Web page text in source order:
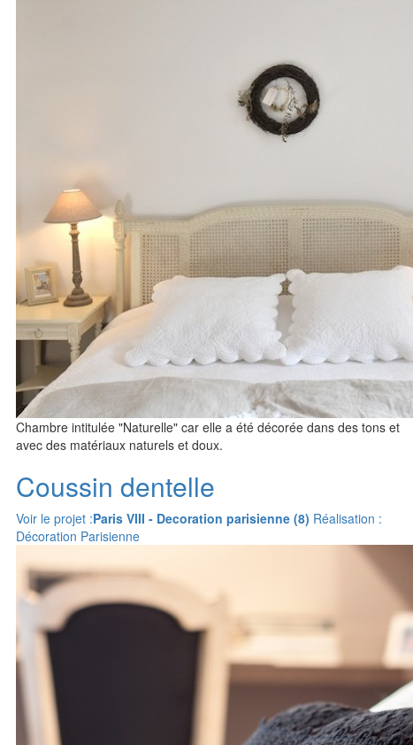
Chambre intitulée "Naturelle" car elle a été décorée dans des tons et
avec des matériaux naturels et doux.
Coussin dentelle
Voir le projet :Paris VIII - Decoration parisienne (8) Réalisation :
Décoration Parisienne